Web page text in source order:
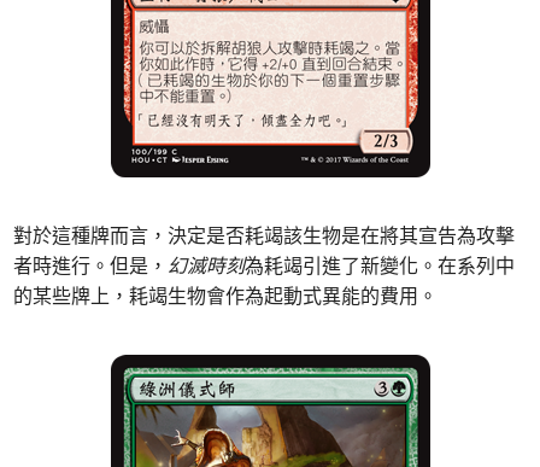
對於這種牌而言，決定是否耗竭該生物是在將其宣告為攻擊
者時進行。但是， 幻滅時刻為耗竭引進了新變化。在系列中
的某些牌上，耗竭生物會作為起動式異能的費用。